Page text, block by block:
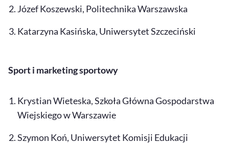
Józef Koszewski, Politechnika Warszawska
Katarzyna Kasińska, Uniwersytet Szczeciński
Sport i marketing sportowy
Krystian Wieteska, Szkoła Główna Gospodarstwa
Wiejskiego w Warszawie
Szymon Koń, Uniwersytet Komisji Edukacji